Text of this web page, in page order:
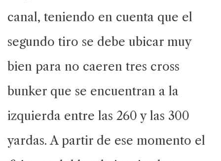
canal, teniendo en cuenta que el
segundo tiro se debe ubicar muy
bien para no caeren tres cross
bunker que se encuentran a la
izquierda entre las 260 y las 300
yardas. A partir de ese momento el